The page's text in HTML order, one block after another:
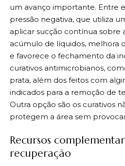
um avanço importante. Entre
pressão negativa, que utiliza
aplicar sucção contínua sobre
acúmulo de líquidos, melhora
e favorece o fechamento da
curativos antimicrobianos,
prata, além dos feitos com
indicados para a remoção de
Outra opção são os curativos
protegem a área sem
Recursos
recuperação